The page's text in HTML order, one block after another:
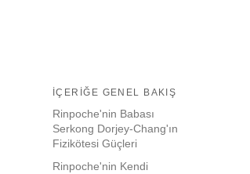
İÇERIĞE GENEL BAKIŞ
Rinpoche'nin Babası
Serkong Dorjey-Chang'ın
Fizikötesi Güçleri
Rinpoche'nin Kendi